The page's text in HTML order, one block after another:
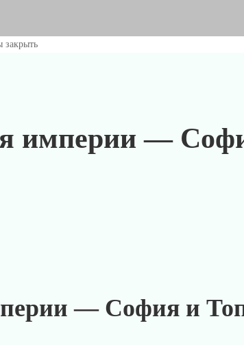
закрыть
империи —
— София и